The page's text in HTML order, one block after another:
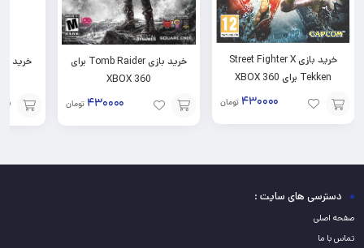
خرید بازی Street Fighter X
Tekken برای XBOX 360
۴۳۰۰۰۰ تومان
افزودن
خرید بازی Tomb Raider برای
XBOX 360
۴۳۰۰۰۰ تومان
افزودن
افزودن
دسترسی های سایت :
صفحه اصلی
تماس با ما